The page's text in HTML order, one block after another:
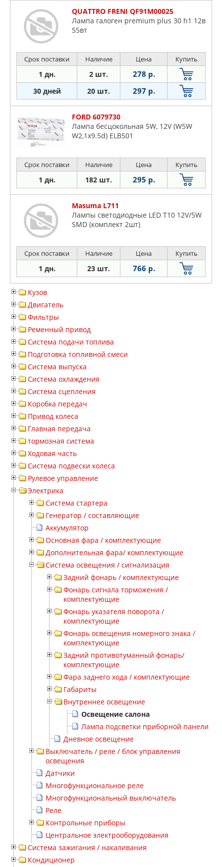
QUATTRO FRENI QF91M00025
Лампа галоген premium plus 30 h1 12в
55вт
Срок поставки Наличие Цена Купить
1 дн. 2 шт. 278 р.
30 дней 20 шт. 297 р.
FORD 6079730
Лампа бесцокольная 5W, 12V (W5W
W2,1x9.5d) ELB501
Срок поставки Наличие Цена Купить
1 дн. 182 шт. 295 р.
Masuma L711
Лампы светодиодные LED T10 12V/5W
SMD (комплект 2шт)
Срок поставки Наличие Цена Купить
1 дн. 23 шт. 766 р.
Кузов
Двигатель
Фильтры
Ременный привод
Система подачи топлива
Подготовка топливной смеси
Система выпуска
Система охлаждения
Система сцепления
Коробка передач
Привод колеса
Главная передача
тормозная система
Ходовая часть
Система подвески колеса
Рулевое управление
Электрика
Система стартера
Генератор / составляющие
Аккумулятор
Основная фара / комплектующие
Дополнительная фара/ комплектующие
Система освещения / сигнализация
Задний фонарь / комплектующие
Фонарь сигнала торможения /
комплектующие
Фонарь указателя поворота /
комплектующие
Фонарь освещения номерного знака /
комплектующие
Задний противотуманный фонарь/
комплектующие
Фара заднего хода / комплектующие
Габариты
Внутреннее освещение
Освещение салона
Лампа подсветки приборной панели
Дневное освещение
Выключатель / реле / блок управления
освещения
Датчики
Многофункциональное реле
Многофункциональный выключатель
Реле
Контрольные приборы
Центральное электрооборудования
Система зажигания / накаливания
Кондиционер